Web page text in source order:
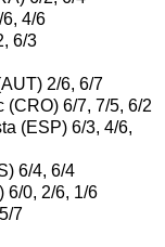
4/6
6/3
2/6, 6/7
(CRO) 6/7, 7/5, 6/2
(ESP) 6/3, 4/6,
6/4, 6/4
6/0, 2/6, 1/6
7